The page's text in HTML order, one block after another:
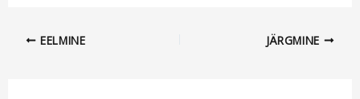
EELMINE JÄRGMINE